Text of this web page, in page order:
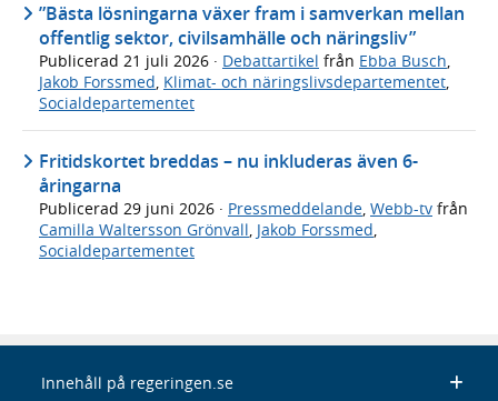
”Bästa lösningarna växer fram i samverkan mellan
offentlig sektor, civilsamhälle och näringsliv”
Publicerad 21 juli 2026 · Debattartikel från Ebba Busch,
Jakob Forssmed, Klimat- och näringslivsdepartementet,
Socialdepartementet
Fritidskortet breddas – nu inkluderas även 6-
åringarna
Publicerad 29 juni 2026 · Pressmeddelande Webb-tv från
Camilla Waltersson Grönvall Jakob Forssmed
Socialdepartementet
Innehåll på regeringen.se